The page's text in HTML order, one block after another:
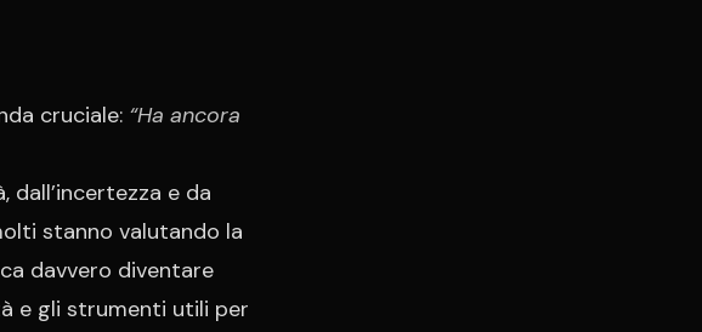
cruciale: “Ha ancora
dall’incertezza e da
stanno valutando la
davvero diventare
e gli strumenti utili per